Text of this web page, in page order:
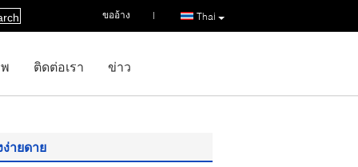
Thai
ขออ้าง |
ติดต่อเรา ข่าว
ง่ายดาย